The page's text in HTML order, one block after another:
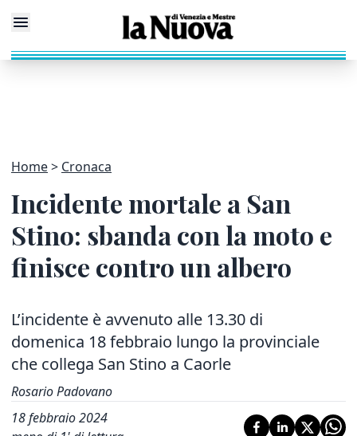
Home Cronaca
Incidente mortale a San
Stino: sbanda con la moto e
finisce contro un albero
L’incidente è avvenuto alle 13.30 di
domenica 18 febbraio lungo la provinciale
che collega San Stino a Caorle
Rosario Padovano
18 febbraio 2024